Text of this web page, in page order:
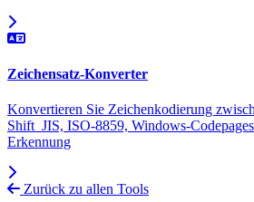
Zeichensatz-Konverter
Konvertieren Sie Zeichenkodierung
Shift_JIS, ISO-8859, Windows-
Erkennung
Zurück zu allen Tools